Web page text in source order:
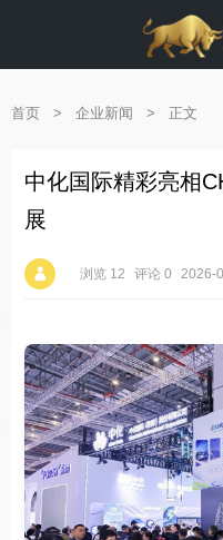
首页 > 企业新闻 > 正文
中化国际精彩亮相
展
浏览 12 评论 0 2026-